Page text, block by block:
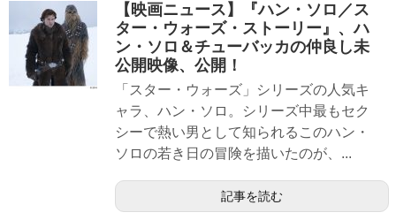
【映画ニュース】『ハン・ソロ／ス
ター・ウォーズ・ストーリー』、ハ
ン・ソロ＆チューバッカの仲良し未
公開映像、公開！
「スター・ウォーズ」シリーズの人気キ
ャラ、ハン・ソロ。シリーズ中最もセク
シーで熱い男として知られるこのハン・
ソロの若き日の冒険を描いたのが、...
記事を読む